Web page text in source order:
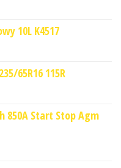
10L K4517
65R16 115R
850A Start Stop Agm